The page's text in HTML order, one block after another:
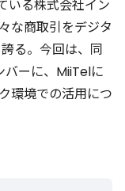
いる株式会社イン
な商取引をデジタ
る。今回は、同
バーに、MiiTelに
環境での活用につ